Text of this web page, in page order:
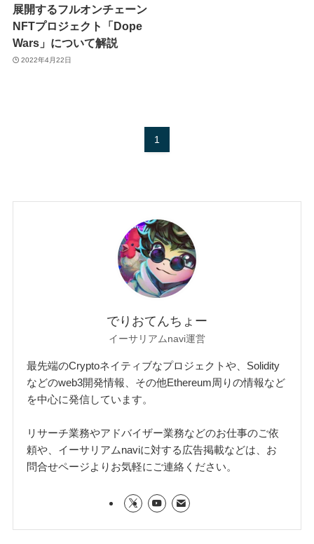
展開するフルオンチェーン
NFTプロジェクト「Dope
Wars」について解説
2022年4月22日
1
でりおてんちょー
イーサリアムnavi運営
最先端のCryptoネイティブなプロジェクトや、Solidity
などのweb3開発情報、その他Ethereum周りの情報など
を中心に発信しています。
リサーチ業務やアドバイザー業務などのお仕事のご依
頼や、イーサリアムnaviに対する広告掲載などは、お
問合せページよりお気軽にご連絡ください。